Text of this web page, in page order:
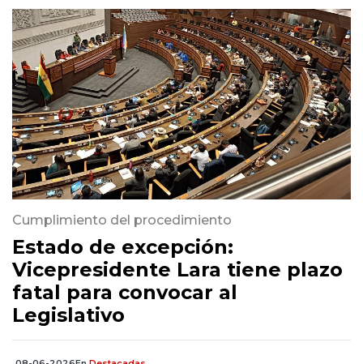
Cumplimiento del procedimiento
Estado de excepción:
Vicepresidente Lara tiene plazo
fatal para convocar al
Legislativo